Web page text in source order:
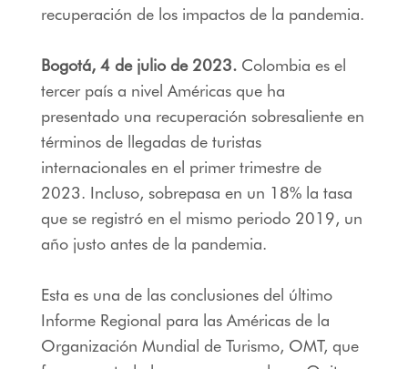
recuperación de los impactos de la pandemia.
Bogotá, 4 de julio de 2023. Colombia es el
tercer país a nivel Américas que ha
presentado una recuperación sobresaliente en
términos de llegadas de turistas
internacionales en el primer trimestre de
2023. Incluso, sobrepasa en un 18% la tasa
que se registró en el mismo periodo 2019, un
año justo antes de la pandemia.
Esta es una de las conclusiones del último
Informe Regional para las Américas de la
Organización Mundial de Turismo, OMT, que